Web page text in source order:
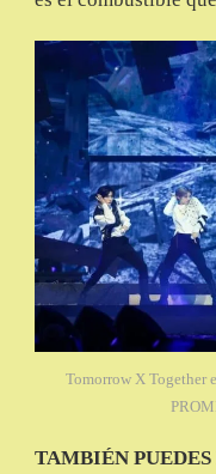
Tomorrow X Together
TAMBIÉN